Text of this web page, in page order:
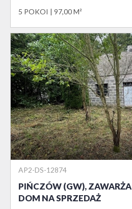
5 POKOI 97,00 M²
AP2-DS-12874
PIŃCZÓW (GW), ZAWARŻA
DOM NA SPRZEDAŻ